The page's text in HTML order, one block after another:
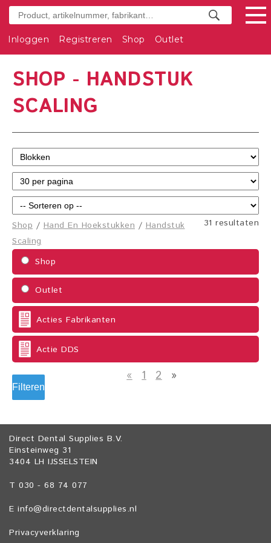
Inloggen Registreren Shop Outlet
SHOP - HANDSTUK
SCALING
31 resultaten
Shop /Hand En Hoekstukken /Handstuk
Scaling
Shop
Outlet
Acties Fabrikanten
Actie DDS
Filteren
« 1 2 »
Direct Dental Supplies B.V.
Einsteinweg 31
3404 LH IJSSELSTEIN
T 030 - 68 74 077
E info@directdentalsupplies.nl
Privacyverklaring